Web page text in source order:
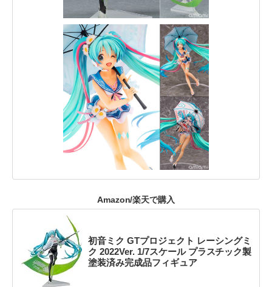
Amazon/楽天で購入
初音ミク GTプロジェクト レーシングミ
ク 2022Ver. 1/7スケール プラスチック製
塗装済み完成品フィギュア